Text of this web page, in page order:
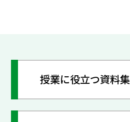
授業に役立つ資料集